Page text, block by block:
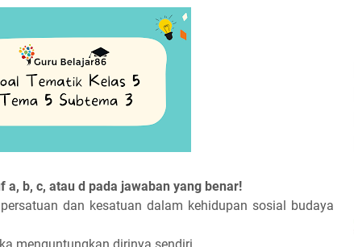
b, c, atau d pada jawaban yang benar!
dan kesatuan dalam kehidupan sosial budaya